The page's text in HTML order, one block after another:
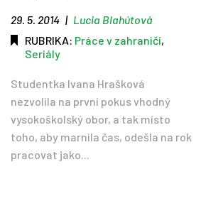
29. 5. 2014 | Lucia Blahútová
RUBRIKA: Práce v zahraničí,
Seriály
Studentka Ivana Hrašková
nezvolila na první pokus vhodný
vysokoškolský obor, a tak místo
toho, aby marnila čas, odešla na rok
pracovat jako...